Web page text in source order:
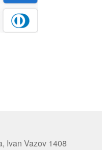
Ivan Vazov 1408